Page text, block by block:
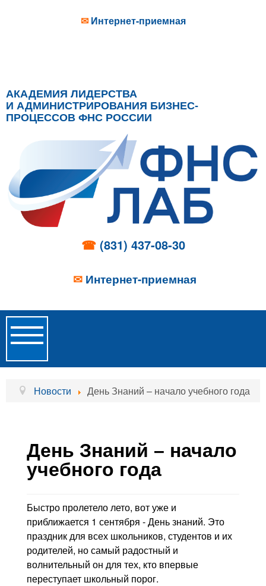
✉ Интернет-приемная
АКАДЕМИЯ ЛИДЕРСТВА
И АДМИНИСТРИРОВАНИЯ БИЗНЕС-
ПРОЦЕССОВ ФНС РОССИИ
☎ (831) 437-08-30
✉ Интернет-приемная
Toggle
Navigation
Главная
Образовательные услуги
Контакты
Блог
Новости День Знаний – начало учебного года
День Знаний – начало
учебного года
Быстро пролетело лето, вот уже и
приближается 1 сентября - День знаний. Это
праздник для всех школьников, студентов и их
родителей, но самый радостный и
волнительный он для тех, кто впервые
переступает школьный порог.